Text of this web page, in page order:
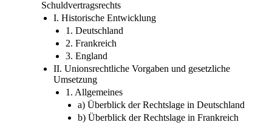
I. Historische Entwicklung
1. Deutschland
2. Frankreich
3. England
II. Unionsrechtliche Vorgaben und gesetzliche
Umsetzung
1. Allgemeines
a) Überblick der Rechtslage in Deutschland
b) Überblick der Rechtslage in Frankreich
c) Überblick der Rechtslage in England